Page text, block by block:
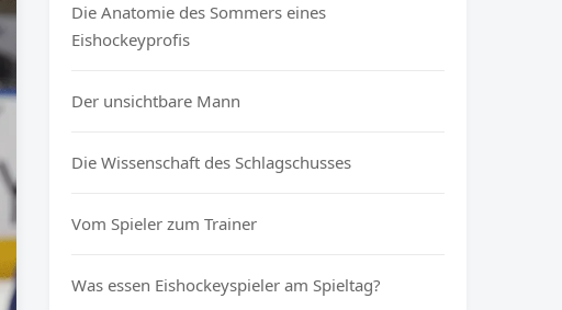
Die Anatomie des Sommers eines
Eishockeyprofis
Der unsichtbare Mann
Die Wissenschaft des Schlagschusses
Vom Spieler zum Trainer
Was essen Eishockeyspieler am Spieltag?